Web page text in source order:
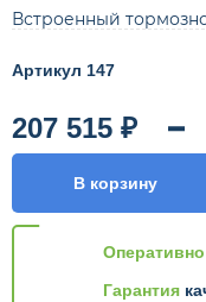
Встроенный
Артикул 147
Оперативно
Гарантия
207 515 ₽
В корзину